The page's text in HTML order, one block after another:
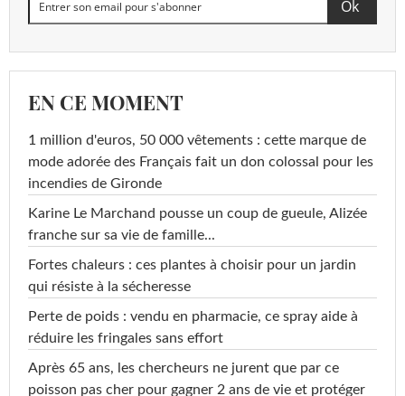
EN CE MOMENT
1 million d'euros, 50 000 vêtements : cette marque de
mode adorée des Français fait un don colossal pour les
incendies de Gironde
Karine Le Marchand pousse un coup de gueule, Alizée
franche sur sa vie de famille...
Fortes chaleurs : ces plantes à choisir pour un jardin
qui résiste à la sécheresse
Perte de poids : vendu en pharmacie, ce spray aide à
réduire les fringales sans effort
Après 65 ans, les chercheurs ne jurent que par ce
poisson pas cher pour gagner 2 ans de vie et protéger